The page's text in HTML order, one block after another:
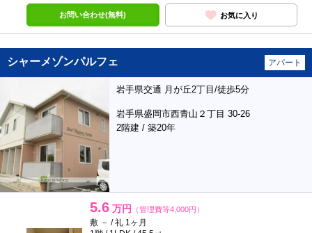
お問い合わせ(無料) お気に入り
シャーメゾンパルフェ アパート
岩手県交通 月が丘2丁目/徒歩5分
岩手県盛岡市西青山２丁目 30-26
2階建 / 築20年
5.6 万円 （管理費等4,000円）
敷 － / 礼 1ヶ月